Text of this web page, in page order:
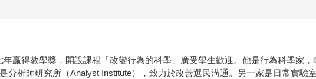
贏得教學獎，開設課程「改變行為的科學」廣受學生歡迎。他是行為科學家
分析師研究所（Analyst Institute），致力於改善選民溝通。另一家是日常實驗